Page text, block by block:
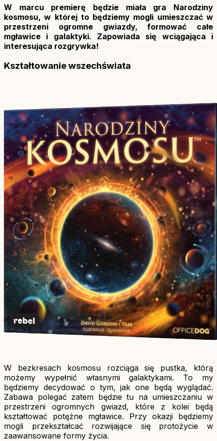
W marcu premierę będzie miała gra Narodziny
kosmosu, w której to będziemy mogli umieszczać w
przestrzeni ogromne gwiazdy, formować całe
mgławice i galaktyki. Zapowiada się wciągająca i
interesująca rozgrywka!
Kształtowanie wszechświata
W bezkresach kosmosu rozciąga się pustka, którą
możemy wypełnić własnymi galaktykami. To my
będziemy decydować o tym, jak one będą wyglądać.
Zabawa polegać zatem będzie tu na umieszczaniu w
przestrzeni ogromnych gwiazd, które z kolei będą
kształtować potężne mgławice. Przy okazji będziemy
mogli przekształcać rozwijające się protożycie w
zaawansowane formy życia.